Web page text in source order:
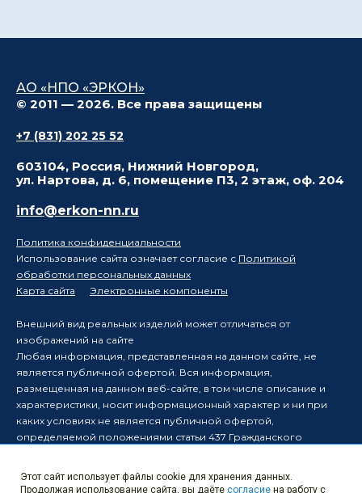
АО «НПО «ЭРКОН»
© 2011 — 2026. Все права защищены
+7 (831) 202 25 52
603104, Россия, Нижний Новгород,
ул. Нартова, д. 6, помещение П3, 2 этаж, оф. 204
info@erkon-nn.ru
Политика конфиденциальности
Использование сайта означает согласие с Политикой
обработки персональных данных
Карта сайта
Электронные компоненты
Внешний вид реальных изделий может отличаться от
изображений на сайте
Любая информация, представленная на данном сайте, не
является публичной офертой. Вся информация,
размещенная на данном веб-сайте, в том числе описание и
характеристики, носит информационный характер и ни при
каких условиях не является публичной офертой,
определяемой положениями статьи 437 Гражданского
Производитель оставляет за собой право в одностороннем
порядке вносить изменения в информацию, размещенную на
Этот сайт использует файлы cookie для хранения данных.
Продолжая использование сайта, вы даёте согласие на работу с